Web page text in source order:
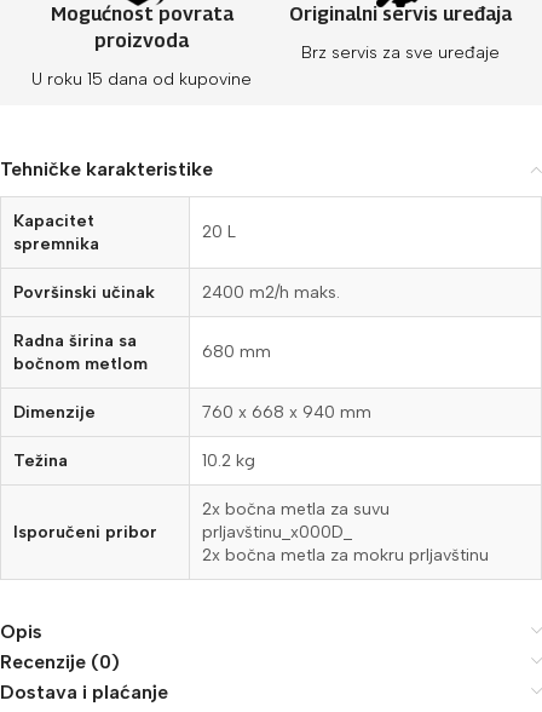
Mogućnost povrata
proizvoda
U roku 15 dana od kupovine
Originalni servis uređaja
Brz servis za sve uređaje
Tehničke karakteristike
Kapacitet
spremnika
20 L
Površinski učinak 2400 m2/h maks.
Radna širina sa
bočnom metlom
680 mm
Dimenzije 760 x 668 x 940 mm
Težina 10.2 kg
Isporučeni pribor
2x bočna metla za suvu
prljavštinu_x000D_
2x bočna metla za mokru prljavštinu
Opis
Recenzije (0)
Dostava i plaćanje